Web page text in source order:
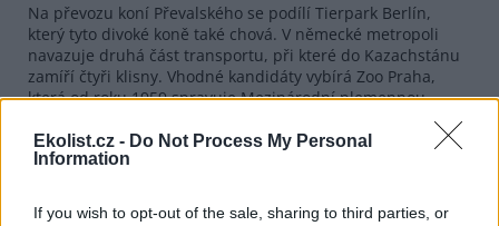
Ekolist.cz - Do Not Process My Personal
Information
If you wish to opt-out of the sale, sharing to third parties, or
Na převozu koní Převalského se podílí Tierpark Berlín,
který tyto divoké koně také chová. V německé metropoli
navazuje druhá část transportu, při které do Kazachstánu
zamíří čtyři klisny. Vhodné kandidáty vybírá Zoo Praha,
která od roku 1959 spravuje Mezinárodní plemennou
Kůň Převalského z přírody vymizel koncem 60. let minulého
a v její chovné a aklimatizační stanici v Dolním Dobřejově